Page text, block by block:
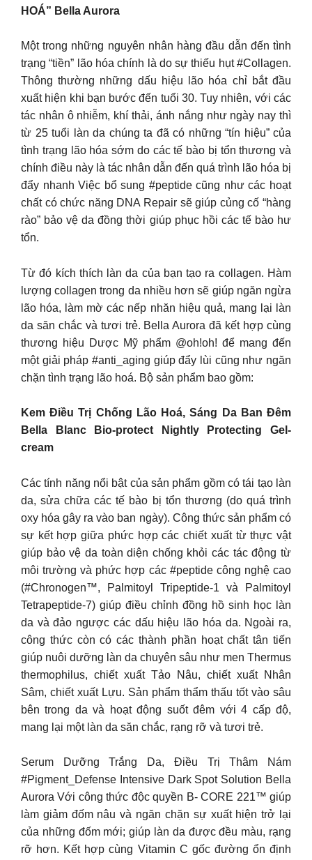
HOÁ” Bella Aurora
Một trong những nguyên nhân hàng đầu dẫn đến tình
trạng “tiền” lão hóa chính là do sự thiếu hụt #Collagen.
Thông thường những dấu hiệu lão hóa chỉ bắt đầu
xuất hiện khi bạn bước đến tuổi 30. Tuy nhiên, với các
tác nhân ô nhiễm, khí thải, ánh nắng như ngày nay thì
từ 25 tuổi làn da chúng ta đã có những “tín hiệu” của
tình trạng lão hóa sớm do các tế bào bị tổn thương và
chính điều này là tác nhân dẫn đến quá trình lão hóa bị
đẩy nhanh Việc bổ sung #peptide cũng như các hoạt
chất có chức năng DNA Repair sẽ giúp củng cố “hàng
rào” bảo vệ da đồng thời giúp phục hồi các tế bào hư
tổn.
Từ đó kích thích làn da của bạn tạo ra collagen. Hàm
lượng collagen trong da nhiều hơn sẽ giúp ngăn ngừa
lão hóa, làm mờ các nếp nhăn hiệu quả, mang lại làn
da săn chắc và tươi trẻ. Bella Aurora đã kết hợp cùng
thương hiệu Dược Mỹ phẩm @oh!oh! để mang đến
một giải pháp #anti_aging giúp đẩy lùi cũng như ngăn
chặn tình trạng lão hoá. Bộ sản phẩm bao gồm:
Kem Điều Trị Chống Lão Hoá, Sáng Da Ban Đêm
Bella Blanc Bio-protect Nightly Protecting Gel-
cream
Các tính năng nổi bật của sản phẩm gồm có tái tạo làn
da, sửa chữa các tế bào bị tổn thương (do quá trình
oxy hóa gây ra vào ban ngày). Công thức sản phẩm có
sự kết hợp giữa phức hợp các chiết xuất từ thực vật
giúp bảo vệ da toàn diện chống khỏi các tác động từ
môi trường và phức hợp các #peptide công nghệ cao
(#Chronogen™, Palmitoyl Tripeptide-1 và Palmitoyl
Tetrapeptide-7) giúp điều chỉnh đồng hồ sinh học làn
da và đảo ngược các dấu hiệu lão hóa da. Ngoài ra,
công thức còn có các thành phần hoạt chất tân tiến
giúp nuôi dưỡng làn da chuyên sâu như men Thermus
thermophilus, chiết xuất Tảo Nâu, chiết xuất Nhân
Sâm, chiết xuất Lựu. Sản phẩm thẩm thấu tốt vào sâu
bên trong da và hoạt động suốt đêm với 4 cấp độ,
mang lại một làn da săn chắc, rạng rỡ và tươi trẻ.
Serum Dưỡng Trắng Da, Điều Trị Thâm Nám
#Pigment_Defense Intensive Dark Spot Solution Bella
Aurora Với công thức độc quyền B- CORE 221™ giúp
làm giảm đốm nâu và ngăn chặn sự xuất hiện trở lại
của những đốm mới; giúp làn da được đều màu, rạng
rỡ hơn. Kết hợp cùng Vitamin C gốc đường ổn định